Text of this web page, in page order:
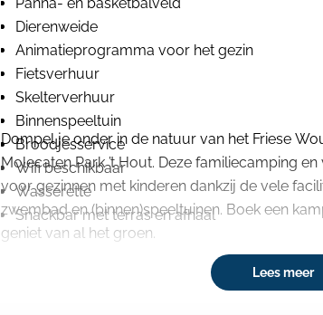
Dierenweide
Animatieprogramma voor het gezin
Fietsverhuur
Skelterverhuur
Binnenspeeltuin
Broodjesservice
Wifi beschikbaar
Wasserette
Snackbar met terras en afhaal
Dompel je onder in de natuur van het Friese
Molecaten Park ’t Hout. Deze familiecamping
voor gezinnen met kinderen dankzij de vele
zwembad en (binnen)speeltuinen. Boek een
geniet van al het groen.
Lees meer